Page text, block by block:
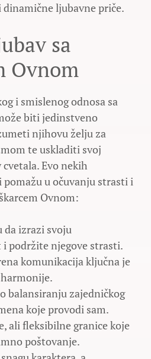
ljubavne priče.
sa
Ovnom
i smislenog odnosa sa
biti jedinstveno
njihovu želju za
te uskladiti svoj
Evo nekih
u očuvanju strasti i
Ovnom:
da izrazi svoju
podržite njegove strasti.
komunikacija ključna je
balansiranju zajedničkog
koje provodi sam.
ali fleksibilne granice koje
poštovanje.